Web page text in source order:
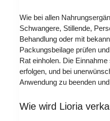
Wie bei allen
Schwangere, Stillende,
Behandlung oder mit
Packungsbeilage prüfen
Rat einholen. Die
erfolgen, und bei
Anwendung zu beenden
Wie wird Lioria